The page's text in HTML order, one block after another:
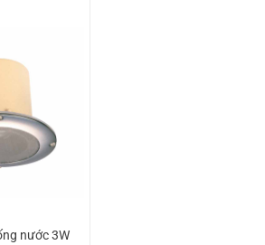
nước 3W